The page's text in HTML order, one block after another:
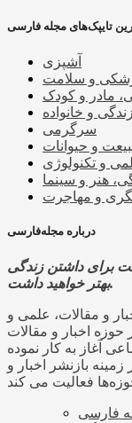
تایپک‌های مجله فارسی
آشپزی
و سلامت
مادر و کودک
و خانواده
سرگرمی
و حیوانات
و تکنولوژی
هنر و سینما
و مهاجرت
درباره مجله‌فارسی
برای داشتن زندگی
بهتر خواهید داشت.
و مقالات، علمی و
در حوزه اخبار و مقالات
آغاز به کار نموده
بازنشر اخبار و
فارسی